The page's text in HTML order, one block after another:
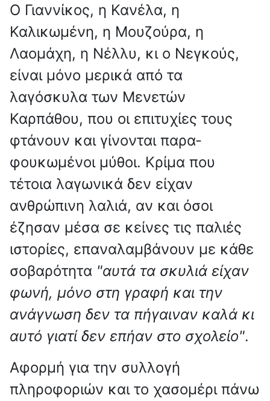
Ο Γιαννίκος, η Κανέλα, η
Καλικωμένη, η Μουζούρα, η
Λαομάχη, η Νέλλυ, κι ο Νεγκούς,
είναι μόνο μερικά από τα
λαγόσκυλα των Μενετών
Καρπάθου, που οι επιτυχίες τους
φτάνουν και γίνονται παρα-
φουκωμένοι μύθοι. Κρίμα που
τέτοια λαγωνικά δεν είχαν
ανθρώπινη λαλιά, αν και όσοι
έζησαν μέσα σε κείνες τις παλιές
ιστορίες, επαναλαμβάνουν με κάθε
σοβαρότητα "αυτά τα σκυλιά είχαν
φωνή, μόνο στη γραφή και την
ανάγνωση δεν τα πήγαιναν καλά κι
αυτό γιατί δεν επήαν στο σχολείο".
Αφορμή για την συλλογή
πληροφοριών και το χασομέρι πάνω